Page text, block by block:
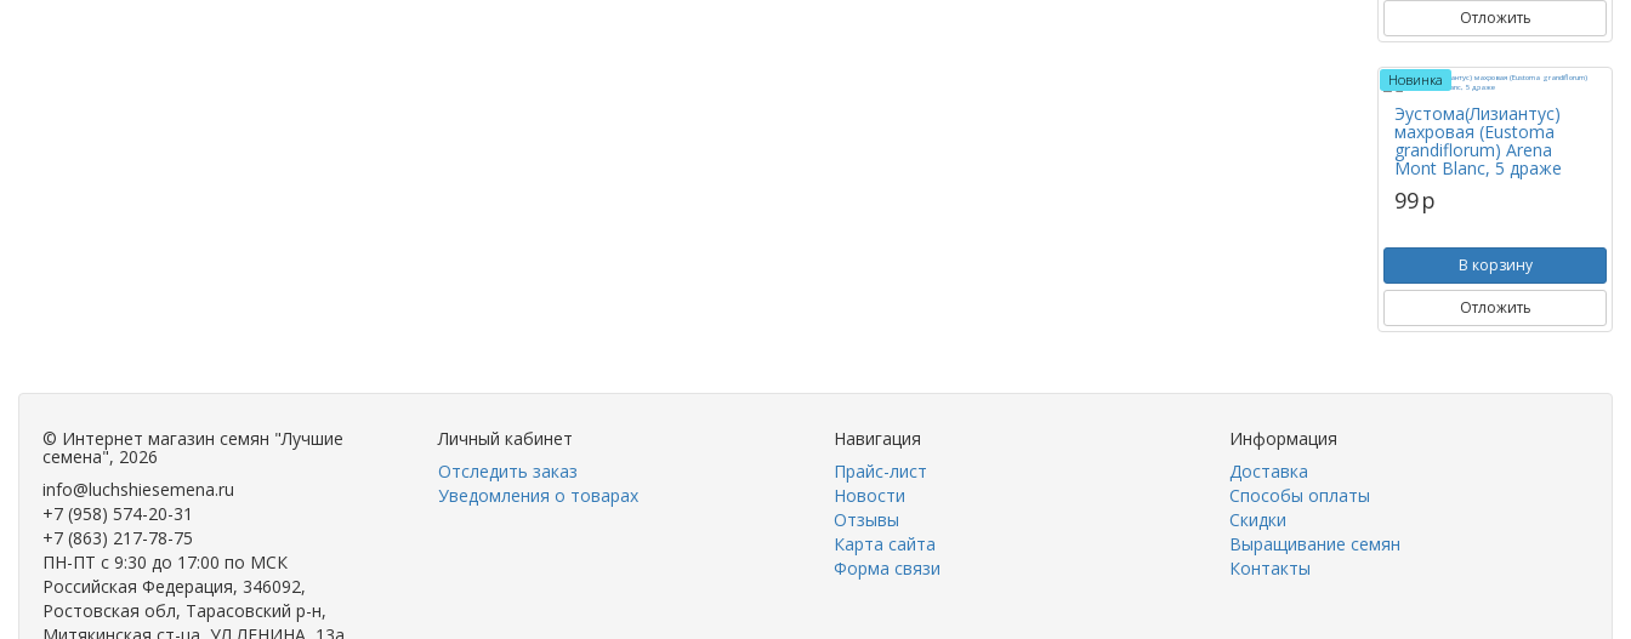
Отложить
Новинка
Эустома(Лизиантус)
махровая (Eustoma
grandiflorum) Arena
Mont Blanc, 5 драже
99p
В корзину
Отложить
© Интернет магазин семян "Лучшие
семена", 2026
info@luchshiesemena.ru
+7 (958) 574-20-31
+7 (863) 217-78-75
ПН-ПТ с 9:30 до 17:00 по МСК
Российская Федерация, 346092,
Ростовская обл, Тарасовский р-н,
Личный кабинет
Отследить заказ
Уведомления о товарах
Навигация
Прайс-лист
Новости
Отзывы
Карта сайта
Форма связи
Информация
Доставка
Способы оплаты
Скидки
Выращивание семян
Контакты